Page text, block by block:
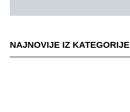
NAJNOVIJE IZ KATEGORIJE